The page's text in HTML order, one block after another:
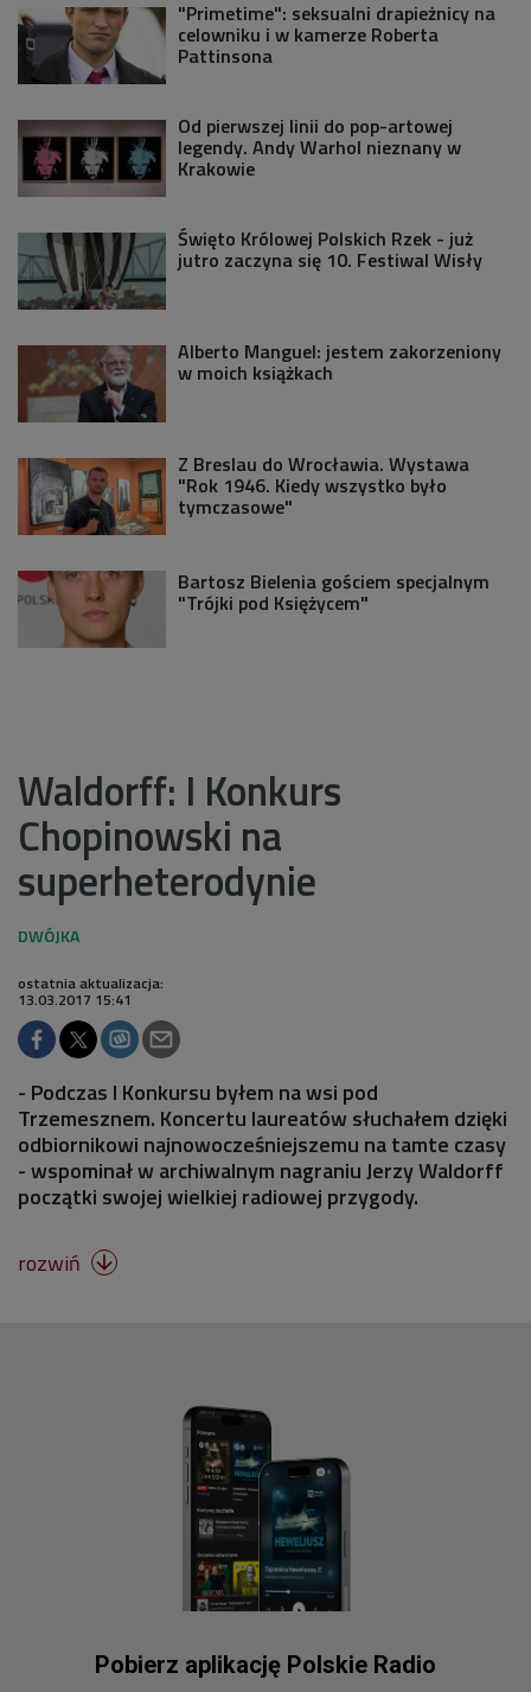
"Primetime": seksualni drapieżnicy na
celowniku i w kamerze Roberta
Pattinsona
Od pierwszej linii do pop-artowej
legendy. Andy Warhol nieznany w
Krakowie
Święto Królowej Polskich Rzek - już
jutro zaczyna się 10. Festiwal Wisły
Alberto Manguel: jestem zakorzeniony
w moich książkach
Z Breslau do Wrocławia. Wystawa
"Rok 1946. Kiedy wszystko było
tymczasowe"
Bartosz Bielenia gościem specjalnym
"Trójki pod Księżycem"
Waldorff: I Konkurs
Chopinowski na
superheterodynie
ostatnia aktualizacja:
13.03.2017 15:41
- Podczas I Konkursu byłem na wsi pod
Trzemesznem. Koncertu laureatów słuchałem dzięki
odbiornikowi najnowocześniejszemu na tamte czasy
- wspominał w archiwalnym nagraniu Jerzy Waldorff
początki swojej wielkiej radiowej przygody.
rozwiń 
Pobierz aplikację Polskie Radio